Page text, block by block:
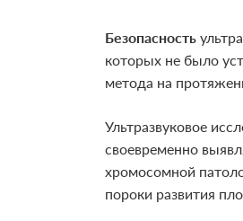
Безопасность
которых не было
метода на
Ультразвуковое
своевременно
хромосомной
пороки развития